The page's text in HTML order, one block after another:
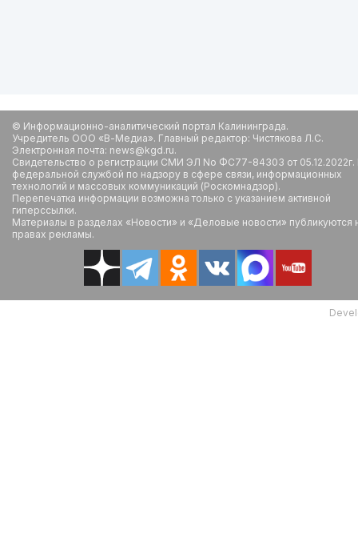
© Информационно-аналитический портал Калининграда.
Учредитель ООО «В-Медиа». Главный редактор: Чистякова Л.С.
Электронная почта: news@kgd.ru.
Свидетельство о регистрации СМИ ЭЛ No ФС77-84303 от
федеральной службой по надзору в сфере связи, информационных
технологий и массовых коммуникаций (Роскомнадзор).
Перепечатка информации возможна только с указанием активной
гиперссылки.
Материалы в разделах «Новости» и «Деловые новости» публикуются
правах рекламы.